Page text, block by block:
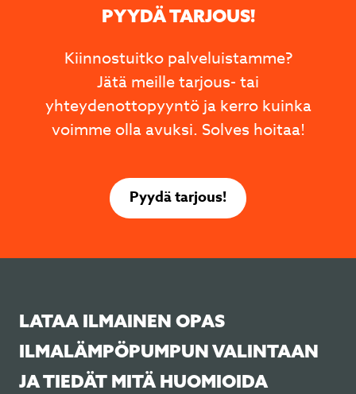
PYYDÄ TARJOUS!
Kiinnostuitko palveluistamme?
Jätä meille tarjous- tai
yhteydenottopyyntö ja kerro kuinka
voimme olla avuksi. Solves hoitaa!
Pyydä tarjous!
LATAA ILMAINEN OPAS
ILMALÄMPÖPUMPUN VALINTAAN
JA TIEDÄT MITÄ HUOMIOIDA